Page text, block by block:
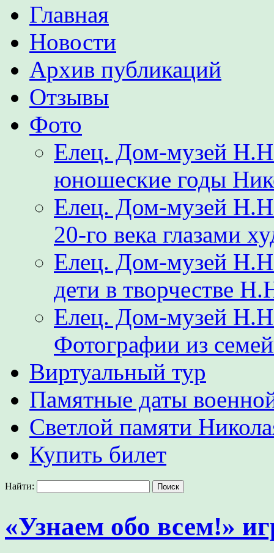
Главная
Новости
Архив публикаций
Отзывы
Фото
Елец. Дом-музей
юношеские годы
Елец. Дом-музей
20-го века глазами
Елец. Дом-музей
дети в творчестве
Елец. Дом-музей
Фотографии из
Виртуальный тур
Памятные даты
Светлой памяти
Купить билет
Найти:
«Узнаем обо всем!»